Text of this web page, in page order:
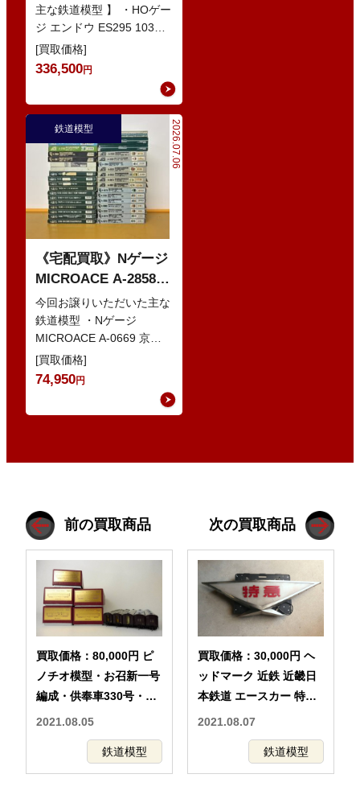
色 基本5輌 Nセット
などの鉄道模型
主な鉄道模型 】 ・HOゲー
ジ エンドウ ES295 103系
1200番代 東西線色 中間5
輌 Oセット …
[買取価格]
336,500円
2026.07.06
鉄道模型
《宅配買取》Nゲージ
MICROACE A-2858
京阪8000系 新塗装 な
どの鉄道模型
今回お譲りいただいた主な
鉄道模型 ・Nゲージ
MICROACE A-0669 京阪
8030系 ・Nゲージ
GREENMAX 組立キ…
[買取価格]
74,950円
前の買取商品
買取価格：80,000円 ピ
ノチオ模型・お召新一号
編成・供奉車330号・
340号・460号・461号・
御料車新1号
2021.08.05
鉄道模型
次の買取商品
買取価格：30,000円 ヘ
ッドマーク 近鉄 近畿日
本鉄道 エースカー 特急
車体部品
2021.08.07
鉄道模型